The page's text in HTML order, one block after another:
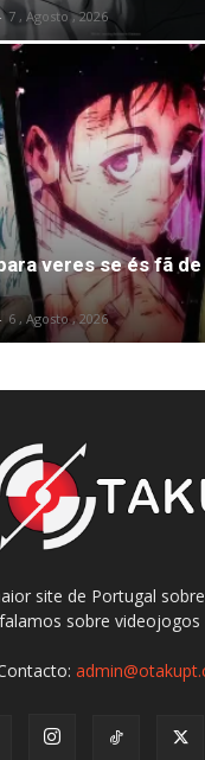
7 , Agosto , 2026
veres se és fã
6 , Agosto , 2026
site de Portugal
sobre videojogos